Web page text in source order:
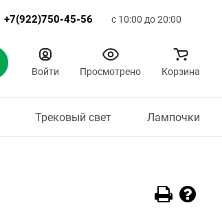
+7(922)750-45-56 с 10:00 до 20:00
Войти Просмотрено Корзина
Трековый свет Лампочки